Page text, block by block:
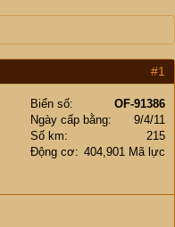
#1
Biển số
OF-91386
Ngày cấp bằng
9/4/11
Số km
215
Động cơ
404,901 Mã lực